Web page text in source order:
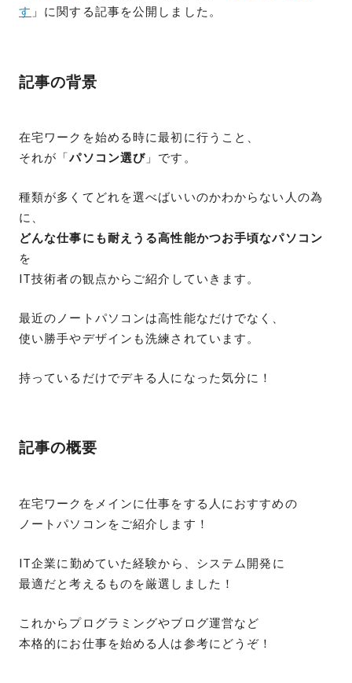
す 」に関する記事を公開しました。
記事の背景
在宅ワークを始める時に最初に行うこと、
それが「パソコン選び 」です。
種類が多くてどれを選べばいいのかわからない人の為
に、
どんな仕事にも耐えうる高性能かつお手頃なパソコン
を
IT技術者の観点からご紹介していきます。
最近のノートパソコンは高性能なだけでなく、
使い勝手やデザインも洗練されています。
持っているだけでデキる人になった気分に！
記事の概要
在宅ワークをメインに仕事をする人におすすめの
ノートパソコンをご紹介します！
IT企業に勤めていた経験から、システム開発に
最適だと考えるものを厳選しました！
これからプログラミングやブログ運営など
本格的にお仕事を始める人は参考にどうぞ！